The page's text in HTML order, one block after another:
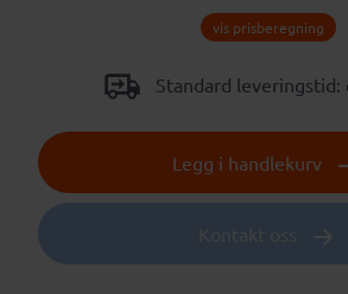
vis prisberegning
Standard leveringstid:
Legg i handlekurv
Kontakt oss